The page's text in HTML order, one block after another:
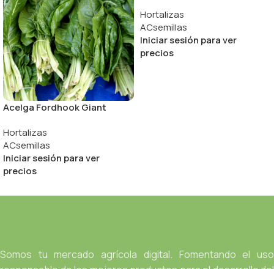
Acelga Fordhook Giant
Hortalizas
ACsemillas
Iniciar sesión para ver
precios
Hortalizas
ACsemillas
Iniciar sesión para ver
precios
Somos tu mercado agrícola digital. Fomentando el uso